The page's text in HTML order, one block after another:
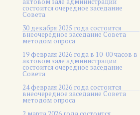
состоится очередное заседание
Совета
30 декабря 2025 года состоится
внеочередное заседание Совета
методом опроса
19 февраля 2026 года в 10-00 часов в
актовом зале администрации
состоится очередное заседание
Совета
24 февраля 2026 года состоится
внеочередное заседание Совета
методом опроса